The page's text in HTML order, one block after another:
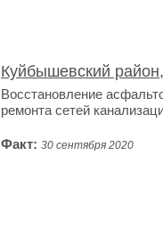
Куйбышевский
Восстановление
ремонта сетей
Факт: 30 сентября 2020